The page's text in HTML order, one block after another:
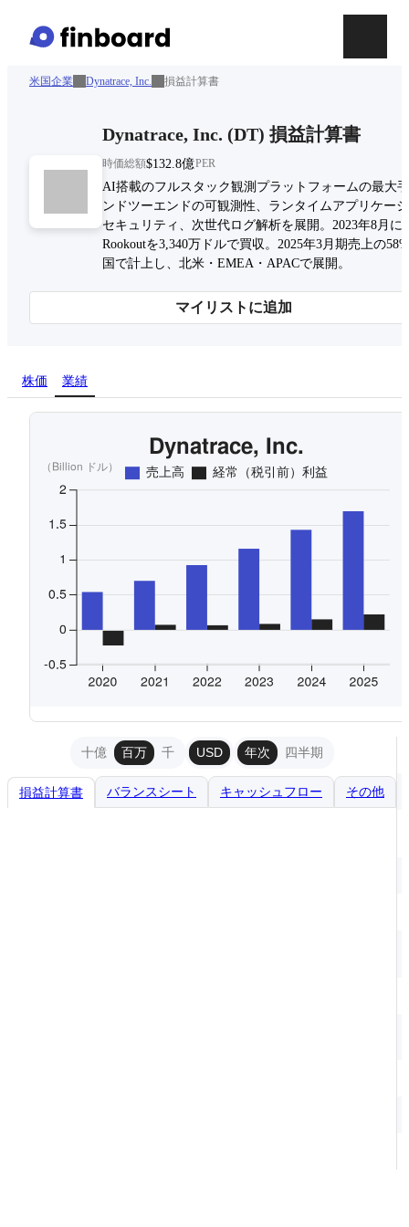
米国企業 Dynatrace, Inc. 損益計算書
Dynatrace, Inc. (DT) 損益計算書
時価総額$132.8億PER
AI搭載のフルスタック観測プラットフォームの最大
ンドツーエンドの可観測性、ランタイムアプリケー
セキュリティ、次世代ログ解析を展開。2023年8月に
Rookoutを3,340万ドルで買収。2025年3月期売上の
国で計上し、北米・EMEA・APACで展開。
マイリストに追加
株価 業績
十億 百万 千 USD 年次 四半期
損益計算書 バランスシート キャッシュフロー その他